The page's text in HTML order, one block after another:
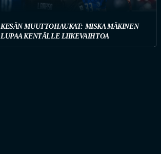
KESÄN MUUTTOHAUKAT: MISKA MÄKINEN
LUPAA KENTÄLLE LIIKEVAIHTOA